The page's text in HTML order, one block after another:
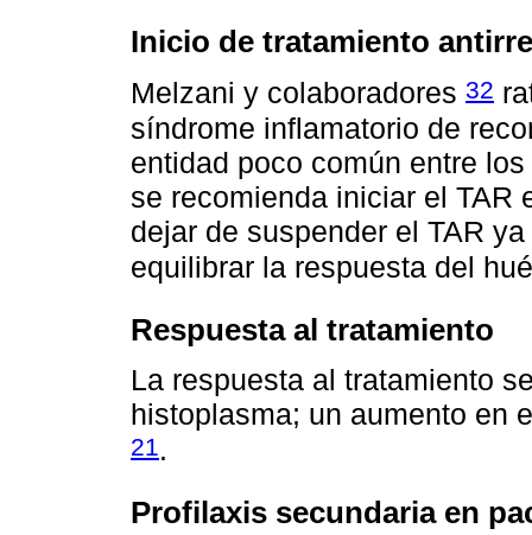
Inicio de tratamiento
Melzani y colaboradores 32
síndrome inflamatorio de
entidad poco común entre
se recomienda iniciar el TAR
dejar de suspender el TAR
equilibrar la respuesta del
Respuesta al tratamiento
La respuesta al tratamiento
histoplasma; un aumento en
21 .
Profilaxis secundaria en